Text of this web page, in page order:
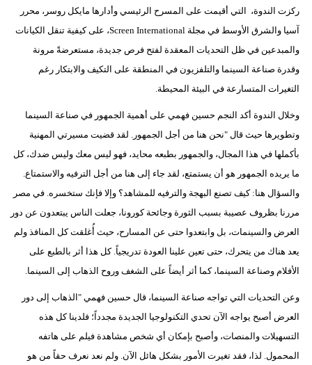
وتكنولوجيا
مدوَّنات
أبراج
فيديو
سيارات
ركزت الندوة، التي أقيمت على المسرح الرئيسي وأدارها مايكل روسر، محرر
آسيا والشرق الأوسط في مجلة Screen International، على كيفية تنقل الكيانات
والمبدعين في ظل التحديات المعقدة لفتح فرص جديدة، مستعرضةً مرونة
وقدرة صناعة السينما والتلفزيون في المنطقة على التكيف والابتكار رغم
التغيرات المتسارعة في البيئة المحيطة.
وخلال الندوة أكد النجم حسين فهمي على أهمية الجمهور في صناعة السينما
وتطويرها حيث قال "نحن هنا من أجل الجمهور. لقد قضيت مسيرتي المهنية
بأكملها في هذا المجال، والجمهور بطبعه محايد، فهو ليس معك وليس ضدك، كل
ما يريده الجمهور هو أن يستمتع، لقد جاء إلى هنا من أجل الترفيه والاستمتاع.
والسؤال هنا: كيف تصنع البهجة والترفيه للمشاهد؟ وإلا فإنك ستخسره. في مصر
مررنا بظروف عصيبة بسبب الثورة وجائحة كورونا، جعلت الناس يبتعدون عن دور
العرض والسينمات، بل وابتعدوا حتى عن المسارح، حيث أُغلقت كل المنافذ ولم
يعد هناك من يتحرك، حتى تعين علينا العودة تدريجياً. كل هذا أثر بالطبع على
الأفلام وصناعة السينما، كما أثر أيضاً على الشغف وروح الذهاب إلى السينما.
وعن التحديات التي تواجه صناعة السينما، قال حسين فهمي "الذهاب إلى دور
العرض أصبح يواجه الآن تحدي التكنولوجيا الجديدة مجدداً؛ فلدينا كل هذه
التسهيلات والمنصات، وأصبح بإمكان أي شخص مشاهدة فيلم على هاتفه
المحمول. لذا، فقد تغيرت الأمور بشكل هائل الآن. ولم نعد نعرف حقاً من هو